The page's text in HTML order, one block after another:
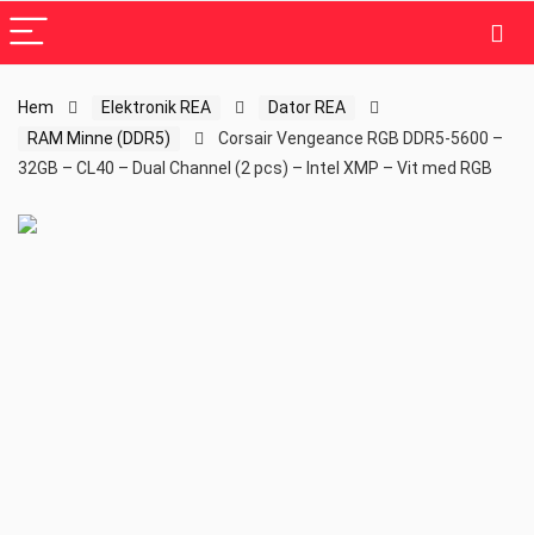
Hem Elektronik REA
Dator REA
RAM Minne (DDR5)
Corsair Vengeance RGB DDR5-5600 –
32GB – CL40 – Dual Channel (2 pcs) – Intel XMP – Vit med RGB